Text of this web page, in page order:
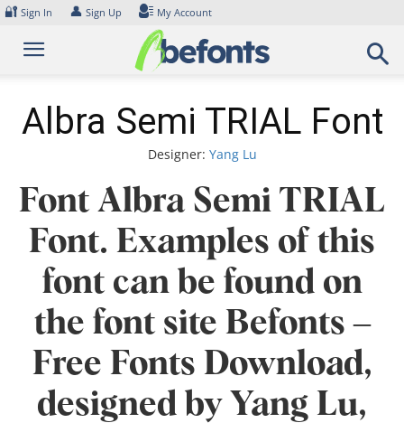
Skip
content
🔐 Sign In 👤 Sign Up My Account
Albra Semi TRIAL Font
Designer: Yang Lu
Font Albra Semi TRIAL
Font. Examples of this
font can be found on
the font site Befonts –
Free Fonts Download,
designed by Yang Lu,